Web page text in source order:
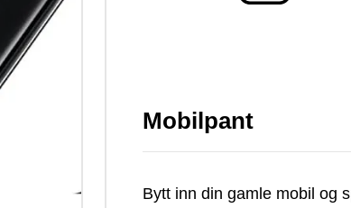
Mobilpant
Bytt inn din gamle mobil og